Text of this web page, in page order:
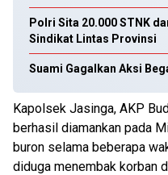
Polri Sita 20.000 STNK
Sindikat Lintas Provinsi
Suami Gagalkan Aksi
Kapolsek Jasinga, AKP
berhasil diamankan pada
buron selama beberapa
diduga menembak korban